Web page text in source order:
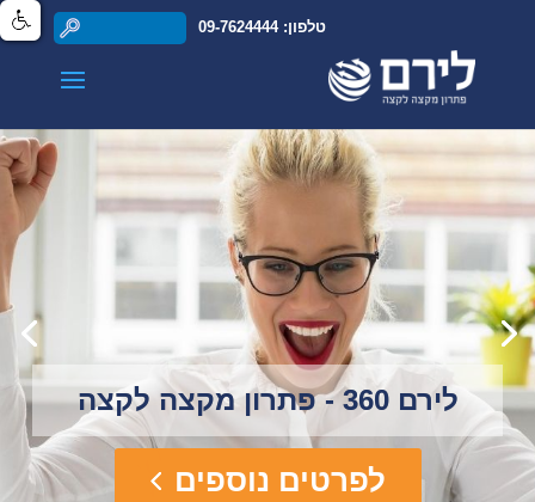
טלפון: 09-7624444
לירם 360 - פתרון מקצה לקצה
לפרטים נוספים